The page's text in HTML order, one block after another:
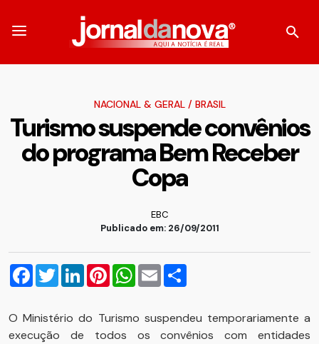
NACIONAL & GERAL/ BRASIL
Turismo suspende convênios
do programa Bem Receber
Copa
EBC
Publicado em: 26/09/2011
Facebook
TwitterLinkedInPinterestWhatsApp
Email
O Ministério do Turismo suspendeu temporariamente a
execução de todos os convênios com entidades